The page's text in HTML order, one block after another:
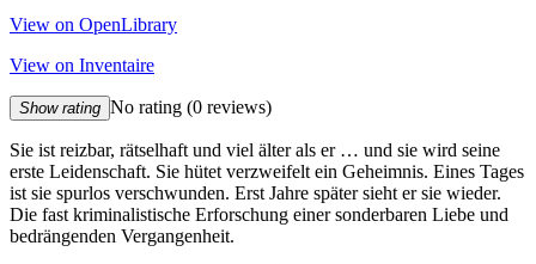
View on OpenLibrary
View on Inventaire
Show rating No rating (0 reviews)
Sie ist reizbar, rätselhaft und viel älter als er … und sie wird seine
erste Leidenschaft. Sie hütet verzweifelt ein Geheimnis. Eines Tages
ist sie spurlos verschwunden. Erst Jahre später sieht er sie wieder.
Die fast kriminalistische Erforschung einer sonderbaren Liebe und
bedrängenden Vergangenheit.